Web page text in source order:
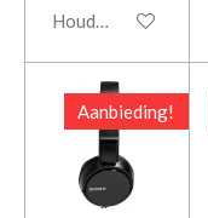
Houd mij op de
Aanbieding!